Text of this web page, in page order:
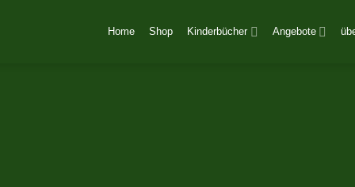
Home Shop Kinderbücher Angebote